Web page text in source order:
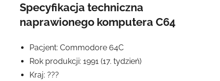
Specyfikacja techniczna
naprawionego komputera C64
Pacjent: Commodore 64C
Rok produkcji: 1991 (17. tydzień)
Kraj: ???